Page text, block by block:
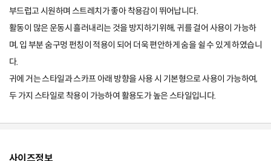
부드럽고 시원하며 스트레치가 좋아 착용감이 뛰어납니다.
활동이 많은 운동시 흘러내리는 것을 방지하기위해, 귀를 걸어 사용이 가능하
며, 입 부분 숨구멍 펀칭이 적용이 되어 더욱 편안하게 숨을 쉴 수 있게 하였습니
다.
귀에 거는 스타일과 스카프 아래 방향을 사용 시 기본형으로 사용이 가능하여,
두 가지 스타일로 착용이 가능하여 활용도가 높은 스타일입니다.
사이즈정보